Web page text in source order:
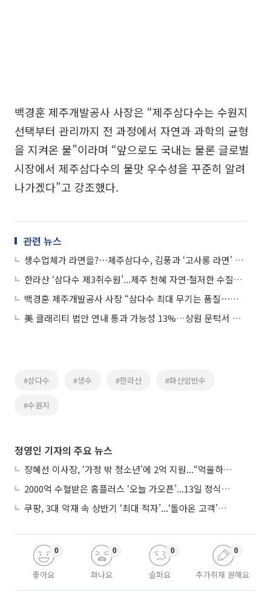
백경훈 제주개발공사 사장은 “제주삼다수는 수원지
선택부터 관리까지 전 과정에서 자연과 과학의 균형
을 지켜온 물”이라며 “앞으로도 국내는 물론 글로벌
시장에서 제주삼다수의 물맛 우수성을 꾸준히 알려
나가겠다”고 강조했다.
관련 뉴스
생수업체가 라면을?⋯제주삼다수, 김풍과 ‘고사롱 라면’ 내놓은 사연
한라산 ‘삼다수 제3취수원’...제주 천혜 자연·철저한 수질관리의 집결체
백경훈 제주개발공사 사장 “삼다수 최대 무기는 품질⋯한국 1위 넘어 세계 시장 개척”
美 클래리티 법안 연내 통과 가능성 13%…상원 문턱서 제동
#삼다수 #생수 #한라산 #화산암반수
#수원지
정영인 기자의 주요 뉴스
장혜선 이사장, ‘가정 밖 청소년’에 2억 지원...“억울하고 아파도 단단해지길”
2000억 수혈받은 홈플러스 ‘오늘 가오픈’...13일 정식 개장 시험대
쿠팡, 3대 악재 속 상반기 ‘최대 적자’...‘돌아온 고객’에 수익성 반등 주목
좋아요
0
화나요
0
슬퍼요
0
추가취재 원해요
0